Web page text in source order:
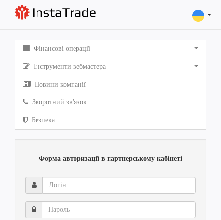
Фінансові операції
Інструменти вебмастера
Новини компанії
Зворотний зв'язок
Безпека
Форма авторизації в партнерському кабінеті
Логін
Пароль